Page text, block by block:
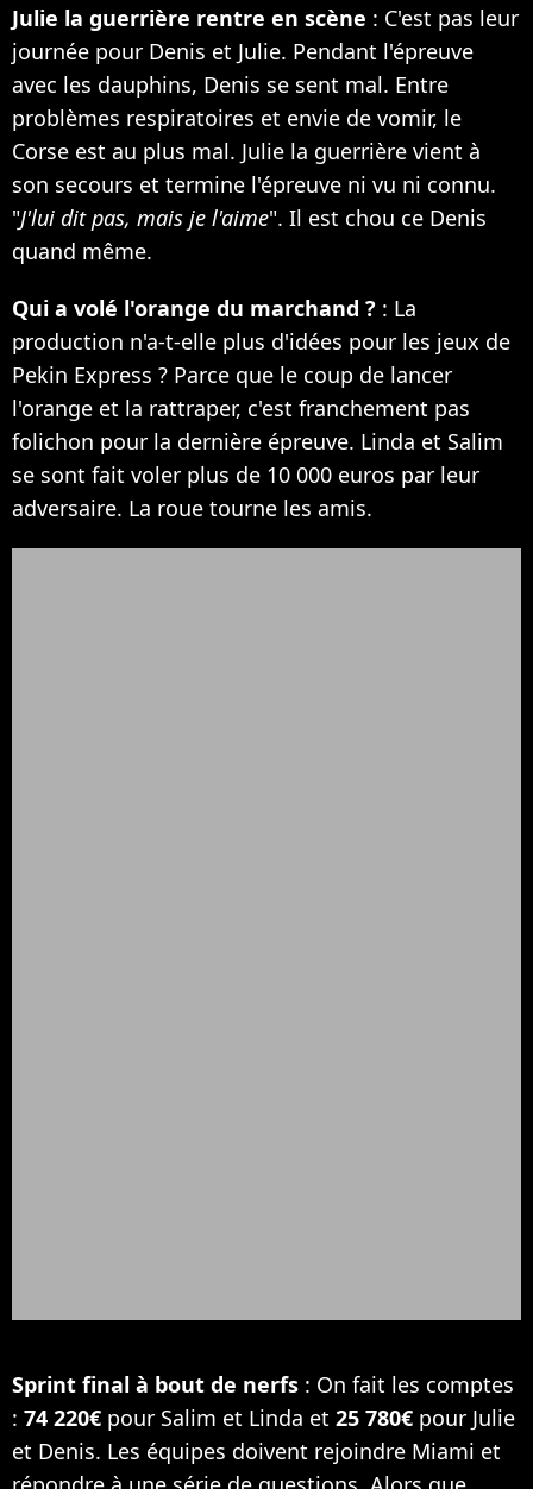
Julie la guerrière rentre en scène : C'est pas leur
journée pour Denis et Julie. Pendant l'épreuve
avec les dauphins, Denis se sent mal. Entre
problèmes respiratoires et envie de vomir, le
Corse est au plus mal. Julie la guerrière vient à
son secours et termine l'épreuve ni vu ni connu.
"J'lui dit pas, mais je l'aime". Il est chou ce Denis
quand même.
Qui a volé l'orange du marchand ? : La
production n'a-t-elle plus d'idées pour les jeux de
Pekin Express ? Parce que le coup de lancer
l'orange et la rattraper, c'est franchement pas
folichon pour la dernière épreuve. Linda et Salim
se sont fait voler plus de 10 000 euros par leur
adversaire. La roue tourne les amis.
Sprint final à bout de nerfs : On fait les comptes
: 74 220€ pour Salim et Linda et 25 780€ pour Julie
et Denis. Les équipes doivent rejoindre Miami et